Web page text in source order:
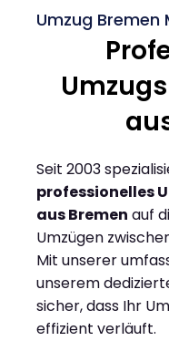
Umzug Bremen
Seit 2003
professionelles
aus Bremen auf
Umzügen
Mit unserer
unserem
sicher, dass Ihr
effizient verläuft.